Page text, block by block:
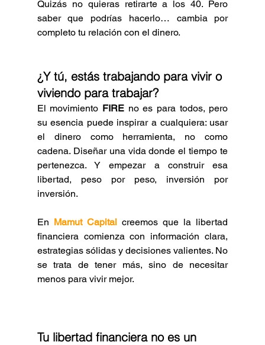
Quizás no quieras retirarte a los 40. Pero
saber que podrías hacerlo… cambia por
completo tu relación con el dinero.
¿Y tú, estás trabajando para vivir o
viviendo para trabajar?
El movimiento FIRE no es para todos, pero
su esencia puede inspirar a cualquiera: usar
el dinero como herramienta, no como
cadena. Diseñar una vida donde el tiempo te
pertenezca. Y empezar a construir esa
libertad, peso por peso, inversión por
inversión.
En Mamut Capital creemos que la libertad
financiera comienza con información clara,
estrategias sólidas y decisiones valientes. No
se trata de tener más, sino de necesitar
menos para vivir mejor.
Tu libertad financiera no es un